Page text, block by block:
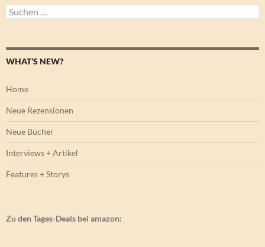
Suchen
nach:
WHAT’S NEW?
Home
Neue Rezensionen
Neue Bücher
Interviews + Artikel
Features + Storys
Zu den Tages-Deals bei amazon: